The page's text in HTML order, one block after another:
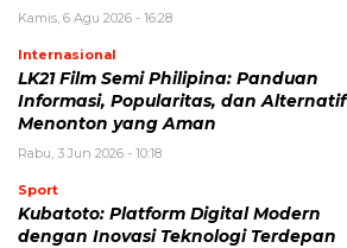
Kamis, 6 Agu 2026 - 16:28
Internasional
LK21 Film Semi Philipina: Panduan
Informasi, Popularitas, dan Alternatif
Menonton yang Aman
Rabu, 3 Jun 2026 - 10:18
Sport
Kubatoto: Platform Digital Modern
dengan Inovasi Teknologi Terdepan